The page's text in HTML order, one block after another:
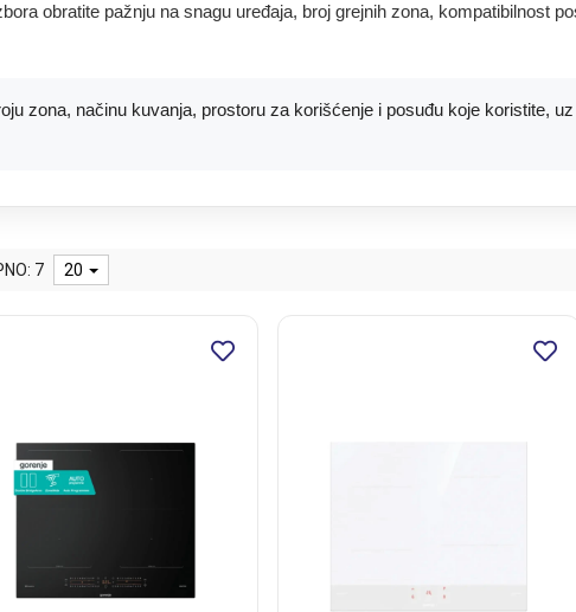
obratite pažnju na snagu uređaja, broj grejnih zona, kompatibilnost
zona, načinu kuvanja, prostoru za korišćenje i posuđu koje koristite,
7 20